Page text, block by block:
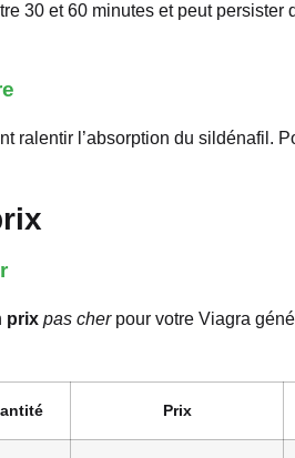
30 et 60 minutes et peut persister
ralentir l’absorption du sildénafil.
prix pas cherpour votre Viagra
Prix